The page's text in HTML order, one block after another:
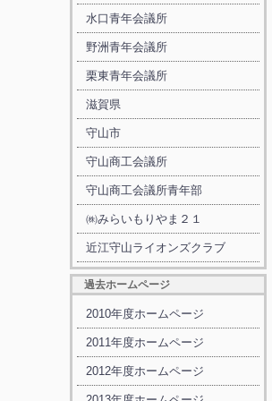
水口青年会議所
野洲青年会議所
栗東青年会議所
滋賀県
守山市
守山商工会議所
守山商工会議所青年部
㈱みらいもりやま２１
近江守山ライオンズクラブ
過去ホームページ
2010年度ホームページ
2011年度ホームページ
2012年度ホームページ